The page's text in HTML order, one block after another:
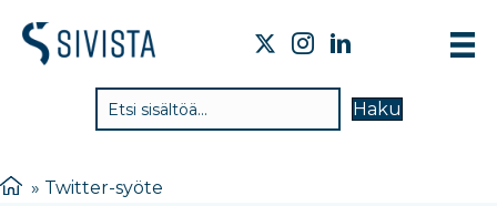
Haku
» Twitter-syöte